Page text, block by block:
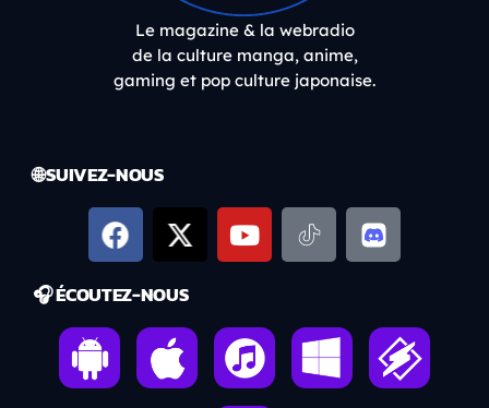
Le magazine & la webradio
de la culture manga, anime,
gaming et pop culture japonaise.
🌐 SUIVEZ-NOUS
🎧 ÉCOUTEZ-NOUS